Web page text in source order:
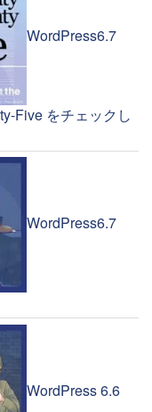
WordPress6.7
Five をチェックし
WordPress6.7
WordPress 6.6